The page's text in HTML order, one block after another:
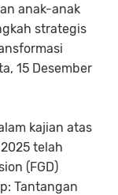
anak-anak
strategis
15 Desember
kajian atas
telah
(FGD)
Tantangan